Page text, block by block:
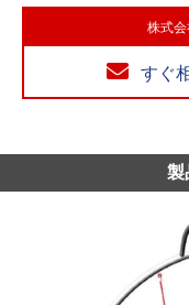
株式
すぐ
製